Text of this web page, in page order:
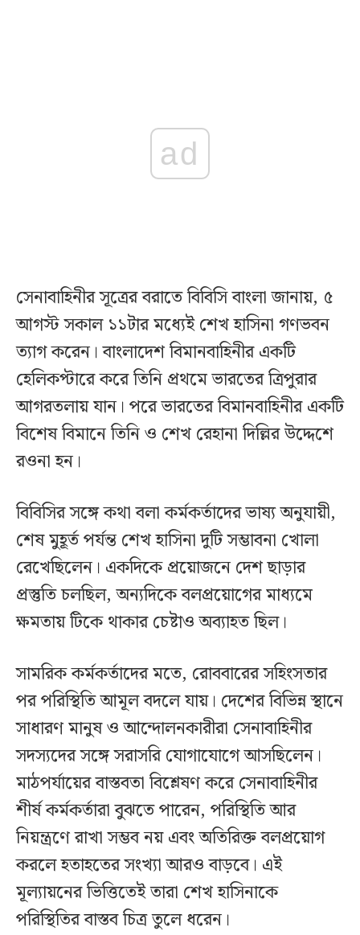
ad
সেনাবাহিনীর সূত্রের বরাতে বিবিসি বাংলা জানায়, ৫
আগস্ট সকাল ১১টার মধ্যেই শেখ হাসিনা গণভবন
ত্যাগ করেন। বাংলাদেশ বিমানবাহিনীর একটি
হেলিকপ্টারে করে তিনি প্রথমে ভারতের ত্রিপুরার
আগরতলায় যান। পরে ভারতের বিমানবাহিনীর একটি
বিশেষ বিমানে তিনি ও শেখ রেহানা দিল্লির উদ্দেশে
রওনা হন।
বিবিসির সঙ্গে কথা বলা কর্মকর্তাদের ভাষ্য অনুযায়ী,
শেষ মুহূর্ত পর্যন্ত শেখ হাসিনা দুটি সম্ভাবনা খোলা
রেখেছিলেন। একদিকে প্রয়োজনে দেশ ছাড়ার
প্রস্তুতি চলছিল, অন্যদিকে বলপ্রয়োগের মাধ্যমে
ক্ষমতায় টিকে থাকার চেষ্টাও অব্যাহত ছিল।
সামরিক কর্মকর্তাদের মতে, রোববারের সহিংসতার
পর পরিস্থিতি আমূল বদলে যায়। দেশের বিভিন্ন স্থানে
সাধারণ মানুষ ও আন্দোলনকারীরা সেনাবাহিনীর
সদস্যদের সঙ্গে সরাসরি যোগাযোগে আসছিলেন।
মাঠপর্যায়ের বাস্তবতা বিশ্লেষণ করে সেনাবাহিনীর
শীর্ষ কর্মকর্তারা বুঝতে পারেন, পরিস্থিতি আর
নিয়ন্ত্রণে রাখা সম্ভব নয় এবং অতিরিক্ত বলপ্রয়োগ
করলে হতাহতের সংখ্যা আরও বাড়বে। এই
মূল্যায়নের ভিত্তিতেই তারা শেখ হাসিনাকে
পরিস্থিতির বাস্তব চিত্র তুলে ধরেন।